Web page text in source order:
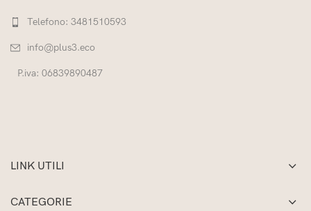
Telefono: 3481510593
info@plus3.eco
P.iva: 06839890487
LINK UTILI
CATEGORIE